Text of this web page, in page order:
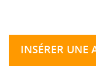
INSÉRER UNE